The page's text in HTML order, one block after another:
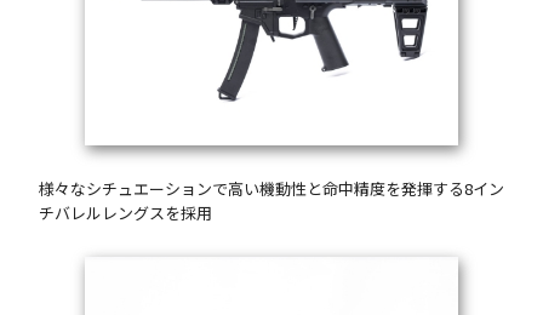
様々なシチュエーションで高い機動性と命中精度を発揮する8イン
チバレルレングスを採用